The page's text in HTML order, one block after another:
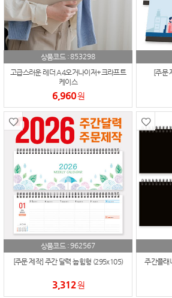
상품코드 :853298
고급스러운 레더 A4오거나이저+크라프트
케이스
6,960원
[주문
상품코드 :962567
[주문 제작] 주간 달력 눕힘형 (295x105)
3,312원
주간플